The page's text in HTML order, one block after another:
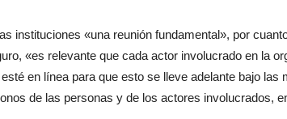
instituciones «una reunión fundamental», por
«es relevante que cada actor involucrado en la
en línea para que esto se lleve adelante bajo las
de las personas y de los actores involucrados,